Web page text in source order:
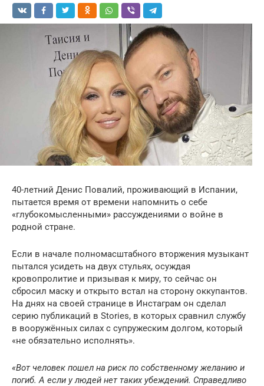
40-летний Денис Повалий, проживающий в Испании,
пытается время от времени напомнить о себе
«глубокомысленными» рассуждениями о войне в
родной стране.
Если в начале полномасштабного вторжения музыкант
пытался усидеть на двух стульях, осуждая
кровопролитие и призывая к миру, то сейчас он
сбросил маску и открыто встал на сторону оккупантов.
На днях на своей странице в Инстаграм он сделал
серию публикаций в Stories, в которых сравнил службу
в вооружённых силах с супружеским долгом, который
«не обязательно исполнять».
«Вот человек пошел на риск по собственному желанию и
погиб. А если у людей нет таких убеждений. Справедливо